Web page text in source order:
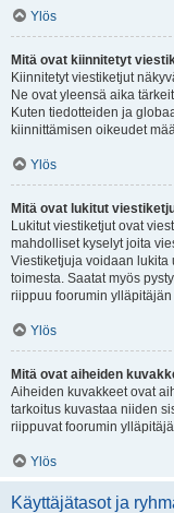
Ylös
Mitä ovat kiinnitetyt
Kiinnitetyt viestiketjut
Ne ovat yleensä aika
Kuten tiedotteiden ja
kiinnittämisen oikeudet
Ylös
Mitä ovat lukitut
Lukitut viestiketjut ovat
mahdolliset kyselyt joita
Viestiketjuja voidaan lukita
toimesta. Saatat myös
riippuu foorumin
Ylös
Mitä ovat aiheiden
Aiheiden kuvakkeet ovat
tarkoitus kuvastaa niiden
riippuvat foorumin
Ylös
Käyttäjätasot ja